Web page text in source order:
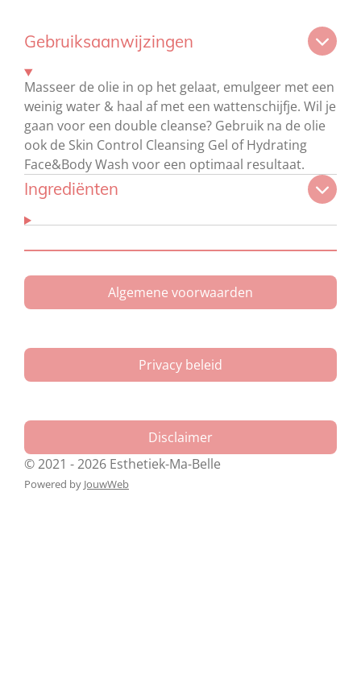
Gebruiksaanwijzingen
Masseer de olie in op het gelaat, emulgeer met een
weinig water & haal af met een wattenschijfje. Wil je
gaan voor een double cleanse? Gebruik na de olie
ook de Skin Control Cleansing Gel of Hydrating
Face&Body Wash voor een optimaal resultaat.
Ingrediënten
Algemene voorwaarden
Privacy beleid
Disclaimer
© 2021 - 2026 Esthetiek-Ma-Belle
Powered by JouwWeb